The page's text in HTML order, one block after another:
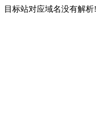
目标站对应域名没有解析!